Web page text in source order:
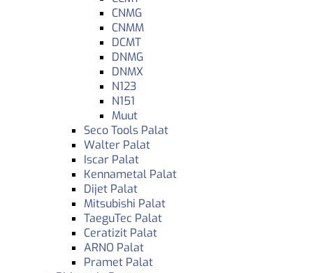
CNMG
CNMM
DCMT
DNMG
DNMX
N123
N151
Muut
Seco Tools Palat
Walter Palat
Iscar Palat
Kennametal Palat
Dijet Palat
Mitsubishi Palat
TaeguTec Palat
Ceratizit Palat
ARNO Palat
Pramet Palat